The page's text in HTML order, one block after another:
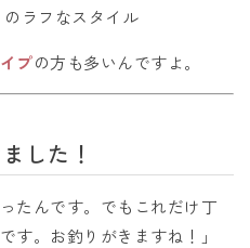
ラフなスタイル
プの方も多いんですよ。
した！
たんです。でもこれだけ丁
す。お釣りがきますね！」